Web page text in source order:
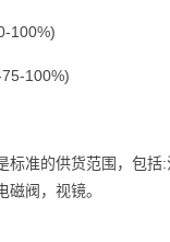
100%)
100%)
标准的供货范围，包括
磁阀，视镜。